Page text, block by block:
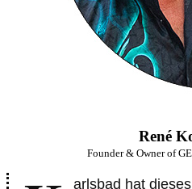
René
Founder & Owner of
arlsbad hat